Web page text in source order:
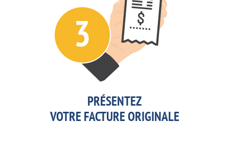
PRÉSENTEZ
VOTRE FACTURE ORIGINALE